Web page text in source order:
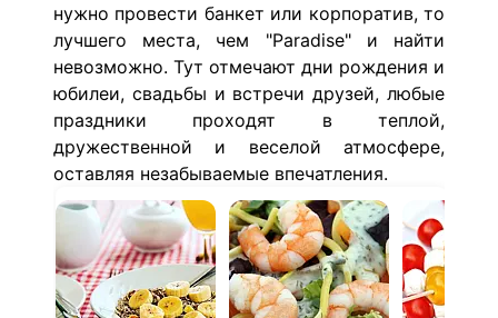
нужно провести банкет или корпоратив, то
лучшего места, чем "Paradise" и найти
невозможно. Тут отмечают дни рождения и
юбилеи, свадьбы и встречи друзей, любые
праздники проходят в теплой,
дружественной и веселой атмосфере,
оставляя незабываемые впечатления.